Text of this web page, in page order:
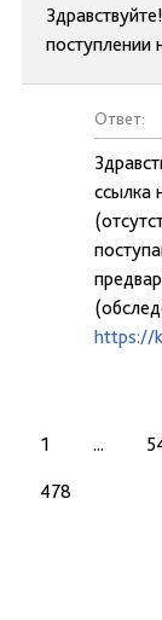
поступлении
Ответ:
ссылка
https://
1 ...
478